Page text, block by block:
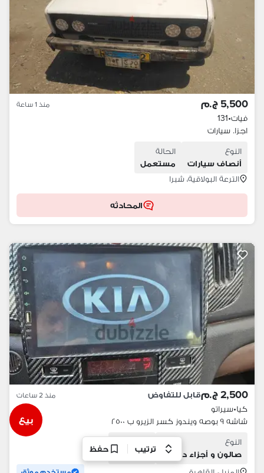
5,500 ج.م منذ 1 ساعة
فيات•
131
اجزا. سيارات
النوع
أنصاف سيارات
الحالة
مستعمل
الترعة البولاقية، شبرا
المحادثه
2,500 ج.م قابل للتفاوض منذ 2 ساعات
كيا•سيراتو
شاشه ٩ بوصه ويندوز كسر الزيرو ب ٢٥٠٠
النوع
صالون و أجزاء داخلية
مستعمل
بيع
ترتيب حفظ